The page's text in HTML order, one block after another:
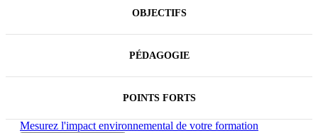
OBJECTIFS
PÉDAGOGIE
POINTS FORTS
Mesurez l'impact environnemental de votre formation